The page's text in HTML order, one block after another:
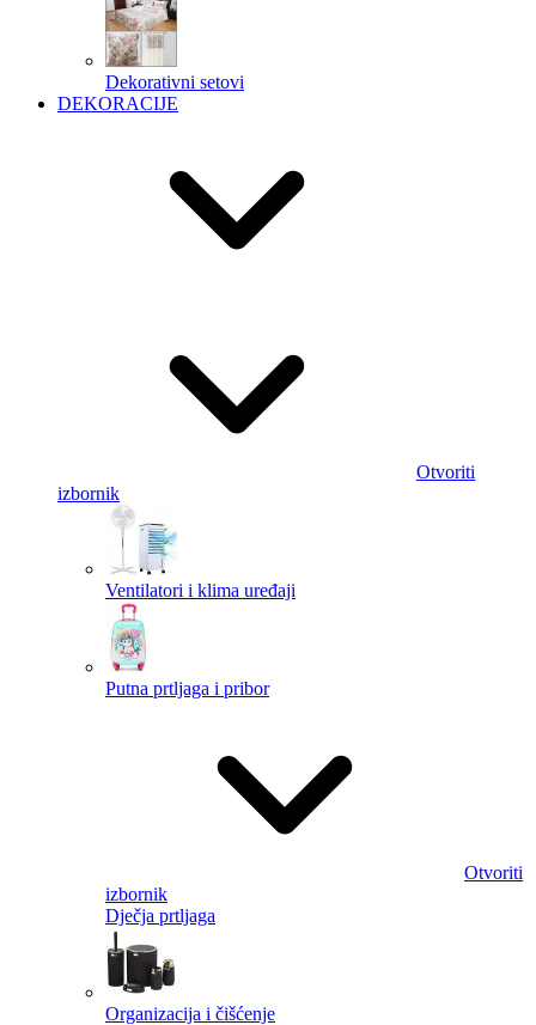
Dekorativni setovi
DEKORACIJE
Otvoriti
izbornik
Ventilatori i klima uređaji
Putna prtljaga i pribor
Otvoriti
izbornik
Dječja prtljaga
Organizacija i čišćenje